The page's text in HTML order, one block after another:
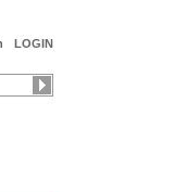
LOGIN